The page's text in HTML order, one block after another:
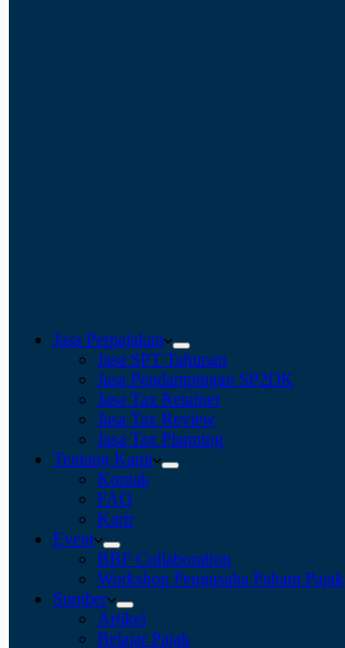
Jasa Perpajakan
Jasa SPT Tahunan
Jasa Pendampingan SP2DK
Jasa Tax Retainer
Jasa Tax Review
Jasa Tax Planning
Tentang Kami
Kontak
FAQ
Karir
Event
BBF Collaboration
Workshop Pengusaha Paham Pajak
Sumber
Artikel
Belajar Pajak